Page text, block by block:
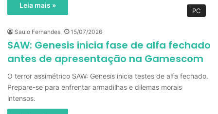
Leia mais »
PC
Saulo Fernandes 15/07/2026
SAW: Genesis inicia fase de alfa fechado
antes de apresentação na Gamescom
O terror assimétrico SAW: Genesis inicia testes de alfa fechado.
Prepare-se para enfrentar armadilhas e dilemas morais
intensos.